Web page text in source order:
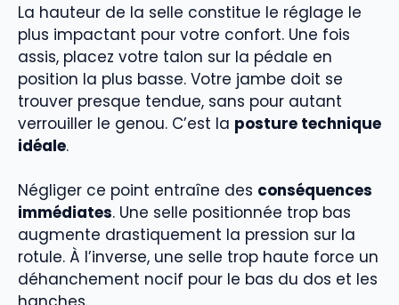
La hauteur de la selle constitue le réglage le
plus impactant pour votre confort. Une fois
assis, placez votre talon sur la pédale en
position la plus basse. Votre jambe doit se
trouver presque tendue, sans pour autant
verrouiller le genou. C’est la posture technique
idéale.
Négliger ce point entraîne des conséquences
immédiates. Une selle positionnée trop bas
augmente drastiquement la pression sur la
rotule. À l’inverse, une selle trop haute force un
déhanchement nocif pour le bas du dos et les